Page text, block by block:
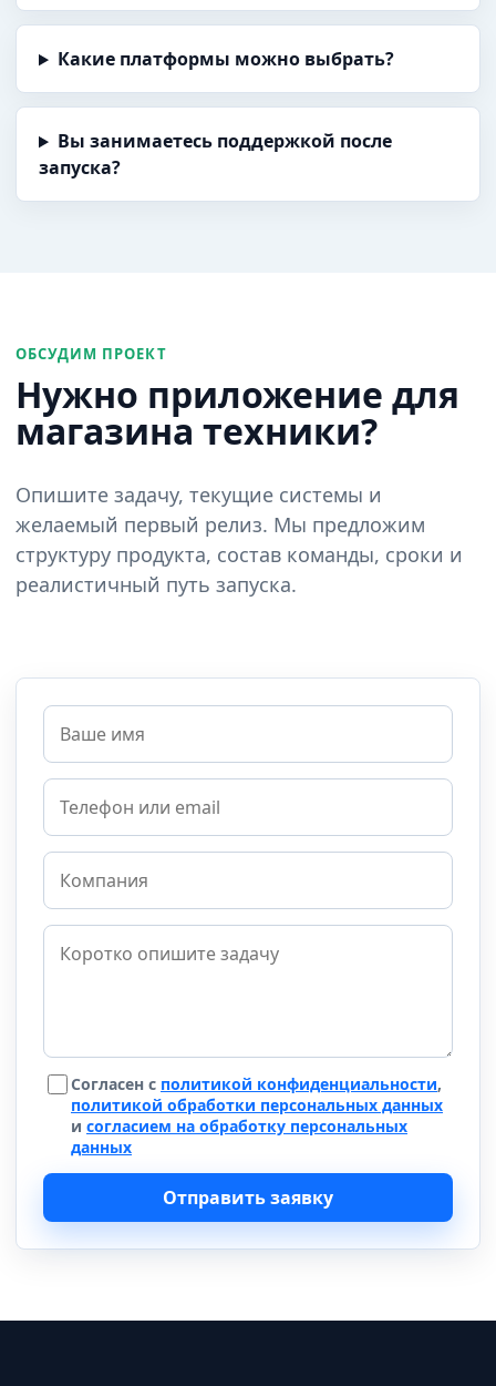
Какие платформы можно выбрать?
Вы занимаетесь поддержкой после
запуска?
ОБСУДИМ ПРОЕКТ
Нужно приложение для
магазина техники?
Опишите задачу, текущие системы и
желаемый первый релиз. Мы предложим
структуру продукта, состав команды, сроки и
реалистичный путь запуска.
Согласен с политикой конфиденциальности,
политикой обработки персональных данных
и согласием на обработку персональных
данных
Отправить заявку